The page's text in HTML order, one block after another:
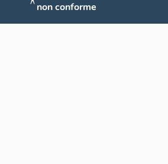
non conforme